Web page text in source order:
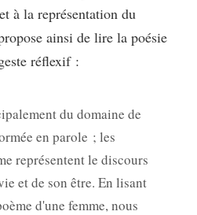
à la représentation du
ainsi de lire la poésie
réflexif :
du domaine de
en parole ; les
représentent le discours
et de son être. En lisant
d'une femme, nous